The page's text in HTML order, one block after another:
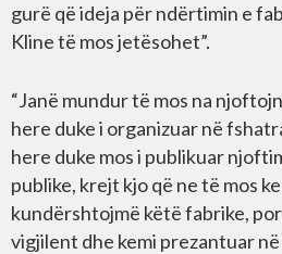
gurë që ideja për ndërtimin e
Kline të mos jetësohet”.
“Janë mundur të mos na
here duke i organizuar në
here duke mos i publikuar
publike, krejt kjo që ne të mos
kundërshtojmë këtë fabrike,
vigjilent dhe kemi prezantuar